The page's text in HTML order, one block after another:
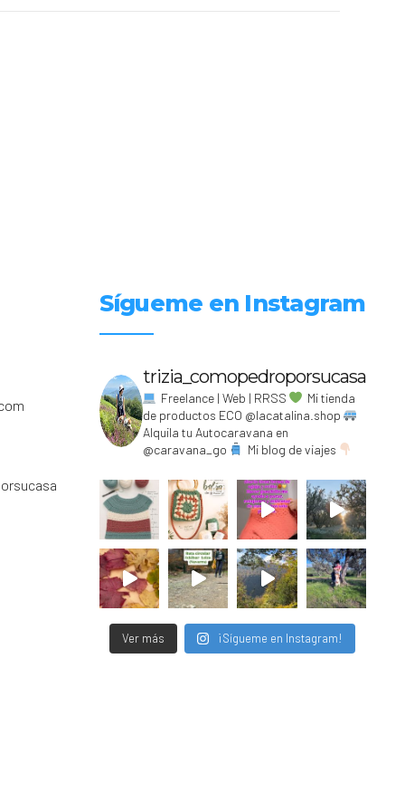
Sígueme en Instagram
trizia_comopedroporsucasa
Freelance | Web | RRSS
Mi tienda
de productos ECO @lacatalina.shop
Alquila tu Autocaravana en
@caravana_go
Mi blog de viajes
Ver más ¡Sígueme en Instagram!